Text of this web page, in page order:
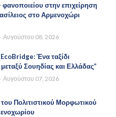
στην επιχείρηση
στο Αρμενοχώρι
Αυγούστου 08, 2026
Ένα ταξίδι
Σουηδίας και Ελλάδας”
Αυγούστου 07, 2026
Πολιτιστικού Μορφωτικού